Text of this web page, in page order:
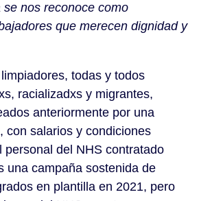
nos reconoce como
que merecen dignidad y
todas y todos
racializadxs y migrantes,
anteriormente por una
con salarios y condiciones
personal del NHS contratado
una campaña sostenida de
en plantilla en 2021, pero